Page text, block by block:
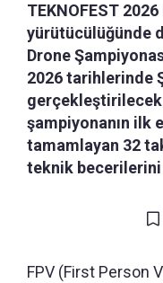
TEKNOFEST
yürütücülüğünde
Drone
2026 tarihlerinde
şampiyonanın ilk
tamamlayan 32
teknik
FPV (First Person